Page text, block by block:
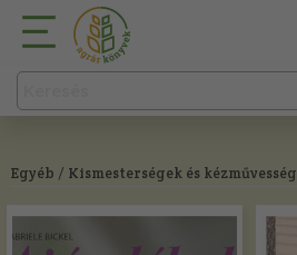
Egyéb / Kismesterségek és kézművesség